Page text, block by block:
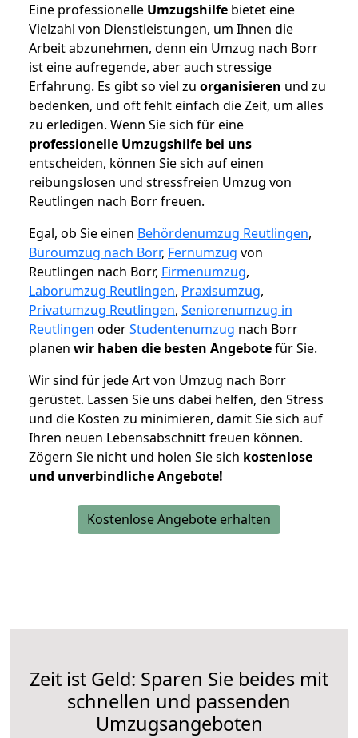
Eine professionelle Umzugshilfe bietet eine
Vielzahl von Dienstleistungen, um Ihnen die
Arbeit abzunehmen, denn ein Umzug nach Borr
ist eine aufregende, aber auch stressige
Erfahrung. Es gibt so viel zu organisieren und zu
bedenken, und oft fehlt einfach die Zeit, um alles
zu erledigen. Wenn Sie sich für eine
professionelle Umzugshilfe bei uns
entscheiden, können Sie sich auf einen
reibungslosen und stressfreien Umzug von
Reutlingen nach Borr freuen.
Egal, ob Sie einen Behördenumzug Reutlingen,
Büroumzug nach Borr, Fernumzug von
Reutlingen nach Borr, Firmenumzug,
Laborumzug Reutlingen, Praxisumzug,
Privatumzug Reutlingen, Seniorenumzug in
Reutlingen oderStudentenumzug nach Borr
planen wir haben die besten Angebotefür Sie.
Wir sind für jede Art von Umzug nach Borr
gerüstet. Lassen Sie uns dabei helfen, den Stress
und die Kosten zu minimieren, damit Sie sich auf
Ihren neuen Lebensabschnitt freuen können.
Zögern Sie nicht und holen Sie sich kostenlose
und unverbindliche Angebote!
Kostenlose Angebote erhalten
Zeit ist Geld: Sparen Sie beides mit
schnellen und passenden
Umzugsangeboten